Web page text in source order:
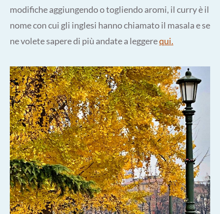
modifiche aggiungendo o togliendo aromi, il curry è il
nome con cui gli inglesi hanno chiamato il masala e se
ne volete sapere di più andate a leggerequi.